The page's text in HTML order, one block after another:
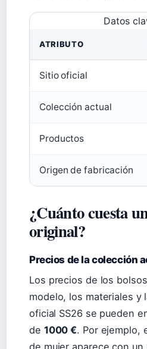
Datos
ATRIBUTO
Sitio oficial
Colección actual
Productos
Origen de fabricación
¿Cuánto cuesta
original?
Precios de la colección
Los precios de los
modelo, los materiales y
oficial SS26 se pueden
de 1000 €. Por ejemplo,
de mujer aparece con